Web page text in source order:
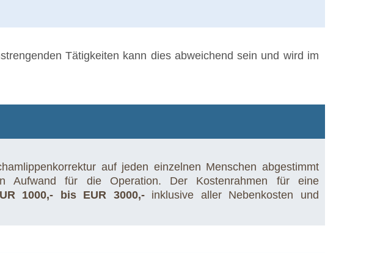
Tätigkeiten kann dies abweichend sein und wird im
auf jeden einzelnen Menschen abgestimmt
Aufwand für die Operation. Der Kostenrahmen für eine
1000,- bis EUR 3000,-inklusive aller Nebenkosten und